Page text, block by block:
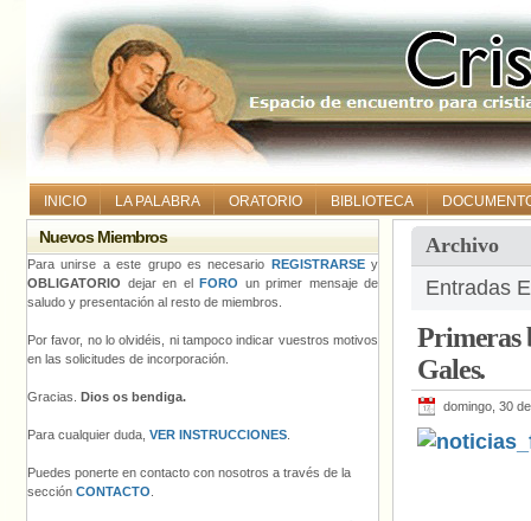
INICIO LA PALABRA ORATORIO BIBLIOTECA
Archivo
Entradas
Primeras
Gales.
domingo, 30
Nuevos Miembros
Para unirse a este grupo es necesario REGISTRARSEy
OBLIGATORIO dejar en el FORO un primer mensaje de
saludo y presentación al resto de miembros.
Por favor, no lo olvidéis, ni tampoco indicar vuestros motivos
en las solicitudes de incorporación.
Gracias. Dios os bendiga.
Para cualquier duda, VER INSTRUCCIONES
Puedes ponerte en contacto con nosotros a través de la
sección CONTACTO